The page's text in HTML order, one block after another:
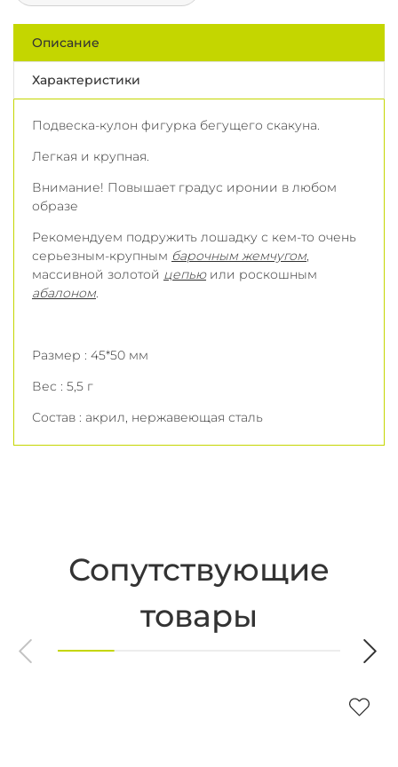
Описание
Характеристики
Подвеска-кулон фигурка бегущего скакуна.
Легкая и крупная.
Внимание! Повышает градус иронии в любом
образе
Рекомендуем подружить лошадку с кем-то очень
серьезным-крупным барочным жемчугом
массивной золотой цепьюили роскошным
абалоном
Размер : 45*50 мм
Вес : 5,5 г
Состав : акрил, нержавеющая сталь
Сопутствующие
товары